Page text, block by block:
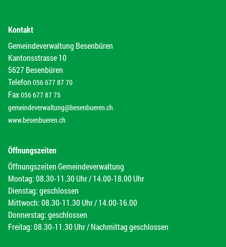
Kontakt
Gemeindeverwaltung Besenbüren
Kantonsstrasse 10
5627 Besenbüren
Telefon 056 677 87 70
Fax056 677 87 75
gemeindeverwaltung@besenbueren.ch
www.besenbueren.ch
Öffnungszeiten
Öffnungszeiten Gemeindeverwaltung
Montag: 08.30-11.30 Uhr / 14.00-18.00 Uhr
Dienstag: geschlossen
Mittwoch: 08.30-11.30 Uhr / 14.00-16.00
Donnerstag: geschlossen
Freitag: 08.30-11.30 Uhr / Nachmittag geschlossen